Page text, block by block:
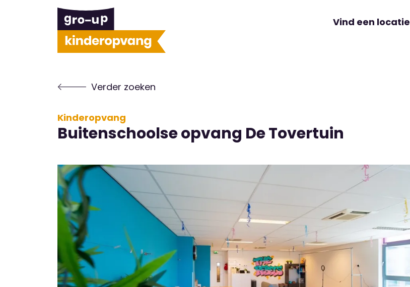
Vind een locatie
Verder zoeken
Kinderopvang
Buitenschoolse opvang De Tovertuin